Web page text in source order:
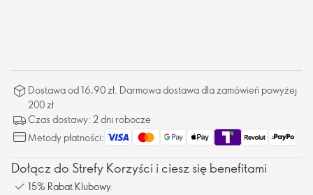
Dostawa od 16,90 zł. Darmowa dostawa dla zamówień powyżej
200 zł
Czas dostawy: 2 dni robocze
Metody płatności:
Dołącz do Strefy Korzyści i ciesz się benefitami
15% Rabat Klubowy.